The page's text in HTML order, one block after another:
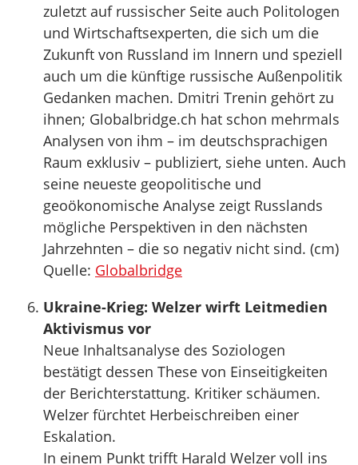
zuletzt auf russischer Seite auch Politologen
und Wirtschaftsexperten, die sich um die
Zukunft von Russland im Innern und speziell
auch um die künftige russische Außenpolitik
Gedanken machen. Dmitri Trenin gehört zu
ihnen; Globalbridge.ch hat schon mehrmals
Analysen von ihm – im deutschsprachigen
Raum exklusiv – publiziert, siehe unten. Auch
seine neueste geopolitische und
geoökonomische Analyse zeigt Russlands
mögliche Perspektiven in den nächsten
Jahrzehnten – die so negativ nicht sind. (cm)
Quelle: Globalbridge
Ukraine-Krieg: Welzer wirft Leitmedien
Aktivismus vor
Neue Inhaltsanalyse des Soziologen
bestätigt dessen These von Einseitigkeiten
der Berichterstattung. Kritiker schäumen.
Welzer fürchtet Herbeischreiben einer
Eskalation.
In einem Punkt trifft Harald Welzer voll ins